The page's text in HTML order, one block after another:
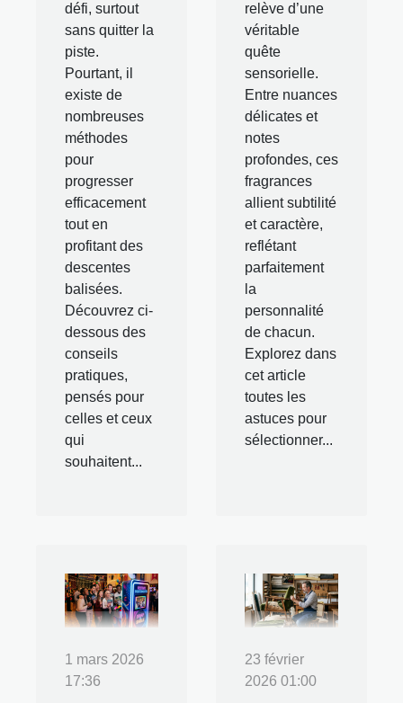
défi, surtout
sans quitter la
piste.
Pourtant, il
existe de
nombreuses
méthodes
pour
progresser
efficacement
tout en
profitant des
descentes
balisées.
Découvrez ci-
dessous des
conseils
pratiques,
pensés pour
celles et ceux
qui
souhaitent...
relève d’une
véritable
quête
sensorielle.
Entre nuances
délicates et
notes
profondes, ces
fragrances
allient subtilité
et caractère,
reflétant
parfaitement
la
personnalité
de chacun.
Explorez dans
cet article
toutes les
astuces pour
sélectionner...
1 mars 2026
17:36
23 février
2026 01:00